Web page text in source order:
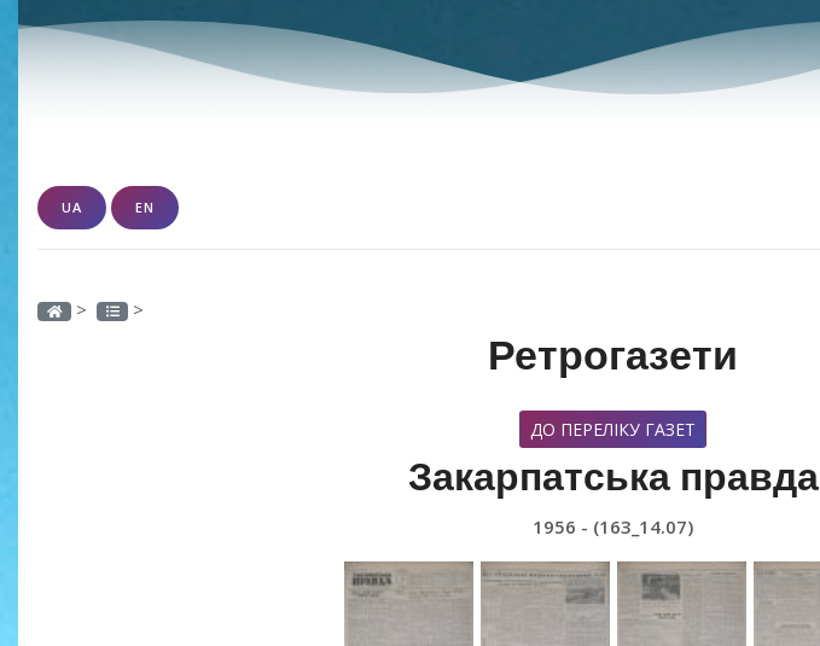
UA EN
> >
Ретрогазети
ДО ПЕРЕЛІКУ ГАЗЕТ
Закарпатська правда
1956 - (163_14.07)